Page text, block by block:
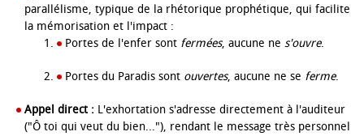
parallélisme, typique de la rhétorique prophétique, qui facilite
la mémorisation et l'impact :
Portes de l'enfer sont fermées, aucune ne s'ouvre.
Portes du Paradis sont ouvertes, aucune ne se ferme.
Appel direct : L'exhortation s'adresse directement à l'auditeur
("Ô toi qui veut du bien..."), rendant le message très personnel